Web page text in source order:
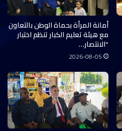
أمانة المرأة بحماة الوطن بالتعاون
مع هيئة تعليم الكبار تنظم اختبار
“الانتصار…
2026-08-05